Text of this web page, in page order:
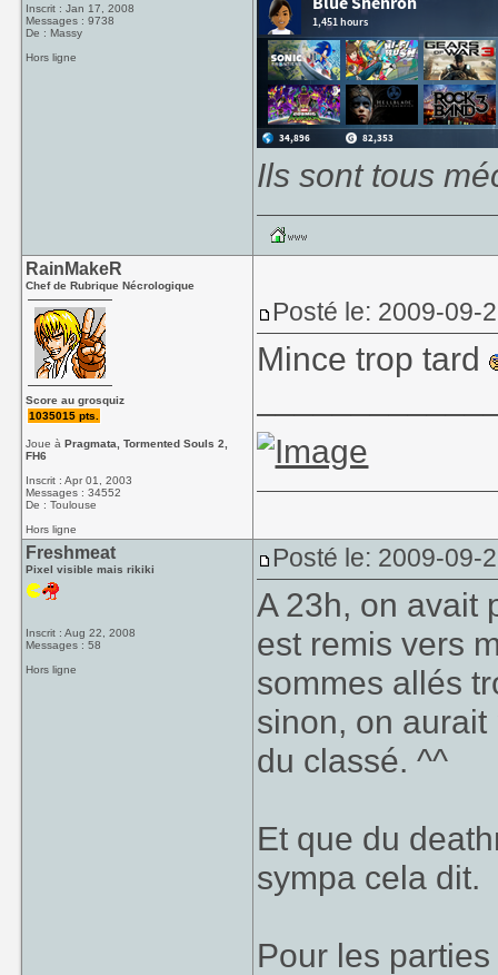
Inscrit : Jan 17, 2008
Messages : 9738
De : Massy
Hors ligne
Ils sont tous
RainMakeR
Chef de Rubrique Nécrologique
Score au grosquiz
1035015 pts.
Joue àPragmata, Tormented Souls 2,
FH6
Inscrit : Apr 01, 2003
Messages : 34552
De : Toulouse
Hors ligne
Posté le: 2009-09-
Mince trop tard
Freshmeat
Pixel visible mais rikiki
Inscrit : Aug 22, 2008
Messages : 58
Hors ligne
Posté le: 2009-09-
A 23h, on avait
est remis vers
sommes allés
sinon, on
du classé. ^^
Et que du
sympa cela dit.
Pour les